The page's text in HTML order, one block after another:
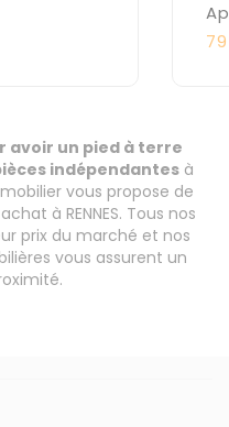
avoir un pied à terre
indépendantes à
vous propose de
à RENNES. Tous nos
prix du marché et nos
vous assurent un